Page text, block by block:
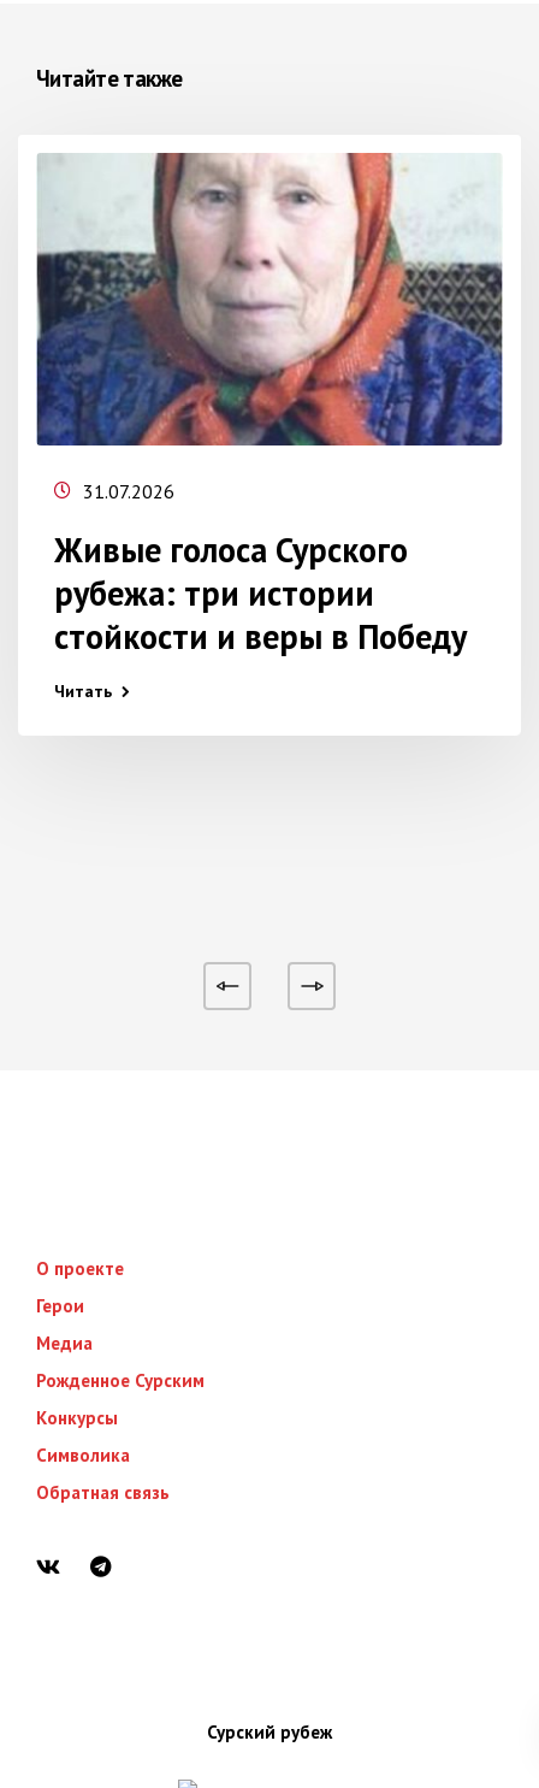
Читайте также
31.07.2026
Живые голоса Сурского
рубежа: три истории
стойкости и веры в Победу
Читать
О проекте
Герои
Медиа
Рожденное Сурским
Конкурсы
Символика
Обратная связь
Сурский рубеж